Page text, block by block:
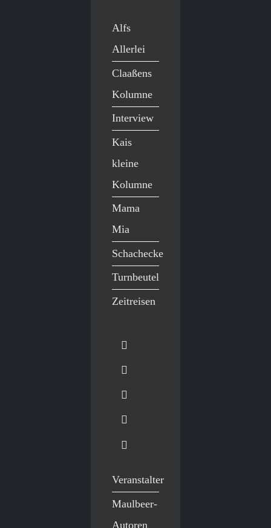
Alfs
Allerlei
Claaßens
Kolumne
Interview
Kais
kleine
Kolumne
Mama
Mia
Schachecke
Turnbeutel
Zeitreisen
Veranstalter
Maulbeer-
Autoren